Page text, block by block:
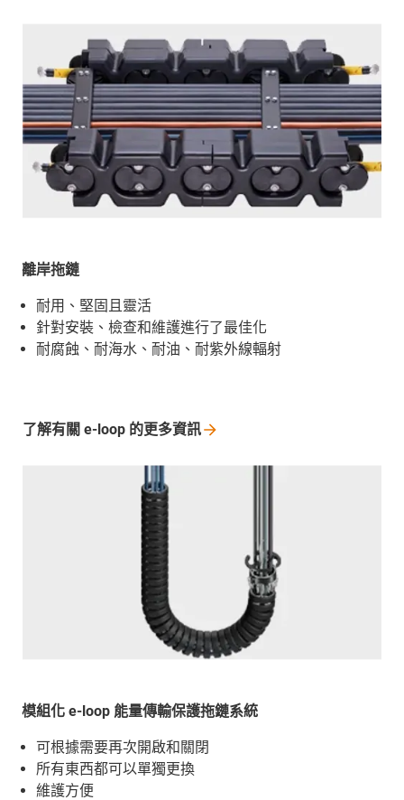
離岸拖鏈
耐用、堅固且靈活
針對安裝、檢查和維護進行了最佳化
耐腐蝕、耐海水、耐油、耐紫外線輻射
模組化 e-loop 能量傳輸保護拖鏈系統
可根據需要再次開啟和關閉
所有東西都可以單獨更換
維護方便
了解有關 e-loop 的更多資訊